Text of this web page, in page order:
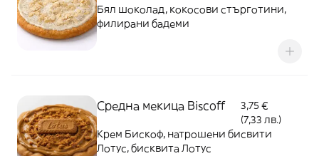
Бял шоколад, кокосови стърготини,
филирани бадеми
Средна мекица Biscoff
3,75 €
(7,33 лв.)
Крем Бискоф, натрошени бисвити
Лотус, бисквита Лотус